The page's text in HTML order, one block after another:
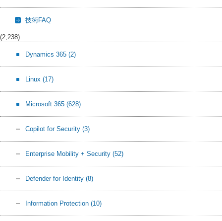
技術FAQ
(2,238)
Dynamics 365 (2)
Linux (17)
Microsoft 365 (628)
Copilot for Security (3)
Enterprise Mobility + Security (52)
Defender for Identity (8)
Information Protection (10)